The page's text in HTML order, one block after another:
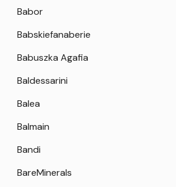
Babor
Babskiefanaberie
Babuszka Agafia
Baldessarini
Balea
Balmain
Bandi
BareMinerals